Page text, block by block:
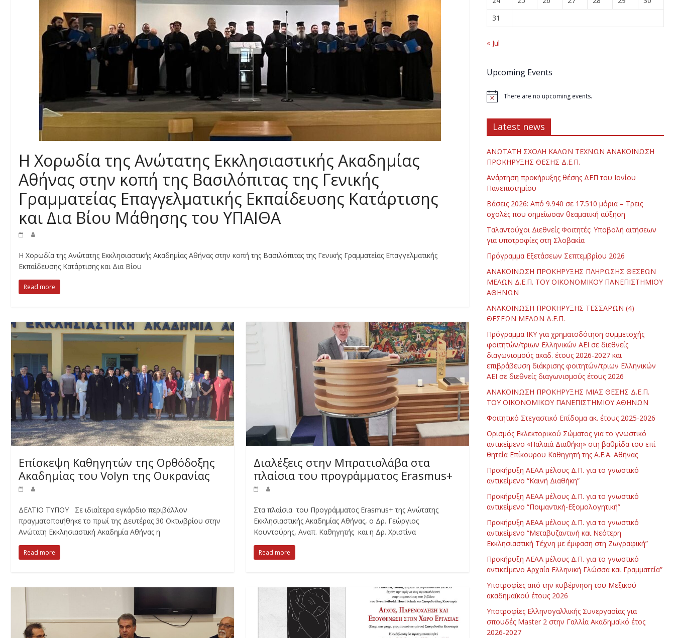
Η Χορωδία της Ανώτατης Εκκλησιαστικής Ακαδημίας
Αθήνας στην κοπή της Βασιλόπιτας της Γενικής
Γραμματείας Επαγγελματικής Εκπαίδευσης Κατάρτισης
και Δια Βίου Μάθησης του ΥΠΑΙΘΑ
Η Χορωδία της Ανώτατης Εκκλησιαστικής Ακαδημίας Αθήνας στην κοπή της Βασιλόπιτας της Γενικής Γραμματείας Επαγγελματικής
Εκπαίδευσης Κατάρτισης και Δια Βίου
Read more
Eπίσκεψη Καθηγητών της Ορθόδοξης
Ακαδημίας του Volyn της Ουκρανίας
ΔΕΛΤΙΟ ΤΥΠΟΥ Σε ιδιαίτερα εγκάρδιο περιβάλλον
πραγματοποιήθηκε το πρωί της Δευτέρας 30 Οκτωβρίου στην
Ανώτατη Εκκλησιαστική Ακαδημία Αθήνας η
Read more
Διαλέξεις στην Μπρατισλάβα στα
πλαίσια του προγράμματος Erasmus+
Στα πλαίσια του Προγράμματος Erasmus+ της Ανώτατης
Εκκλησιαστικής Ακαδημίας Αθήνας, ο Δρ. Γεώργιος
Κουντούρης, Αναπ. Καθηγητής και η Δρ. Χριστίνα
Read more
31
« Jul
Upcoming Events
There are no upcoming events.
Latest news
ΑΝΩΤΑΤΗ ΣΧΟΛΗ ΚΑΛΩΝ ΤΕΧΝΩΝ ΑΝΑΚΟΙΝΩΣΗ
ΠΡΟΚΗΡΥΞΗΣ ΘΕΣΗΣ Δ.Ε.Π.
Ανάρτηση προκήρυξης θέσης ΔΕΠ του Ιονίου
Πανεπιστημίου
Βάσεις 2026: Από 9.940 σε 17.510 μόρια – Τρεις
σχολές που σημείωσαν θεαματική αύξηση
Ταλαντούχοι Διεθνείς Φοιτητές: Υποβολή αιτήσεων
για υποτροφίες στη Σλοβακία
Πρόγραμμα Εξετάσεων Σεπτεμβρίου 2026
ΑΝΑΚΟΙΝΩΣΗ ΠΡΟΚΗΡΥΞΗΣ ΠΛΗΡΩΣΗΣ ΘΕΣΕΩΝ
ΜΕΛΩΝ Δ.Ε.Π. ΤΟΥ ΟΙΚΟΝΟΜΙΚΟΥ ΠΑΝΕΠΙΣΤΗΜΙΟΥ
ΑΘΗΝΩΝ
ΑΝΑΚΟΙΝΩΣΗ ΠΡΟΚΗΡΥΞΗΣ ΤΕΣΣΑΡΩΝ (4)
ΘΕΣΕΩΝ ΜΕΛΩΝ Δ.Ε.Π.
Πρόγραμμα ΙΚΥ για χρηματοδότηση συμμετοχής
φοιτητών/τριων Ελληνικών ΑΕΙ σε διεθνείς
διαγωνισμούς ακαδ. έτους 2026-2027 και
επιβράβευση διάκρισης φοιτητών/τριων Ελληνικών
ΑΕΙ σε διεθνείς διαγωνισμούς έτους 2026
ΑΝΑΚΟΙΝΩΣΗ ΠΡΟΚΗΡΥΞΗΣ ΜΙΑΣ ΘΕΣΗΣ Δ.Ε.Π.
ΤΟΥ ΟΙΚΟΝΟΜΙΚΟΥ ΠΑΝΕΠΙΣΤΗΜΙΟΥ ΑΘΗΝΩΝ
Φοιτητικό Στεγαστικό Επίδομα ακ. έτους 2025-2026
Ορισμός Εκλεκτορικού Σώματος για το γνωστικό
αντικείμενο «Παλαιά Διαθήκη» στη βαθμίδα του επί
θητεία Επίκουρου Καθηγητή της Α.Ε.Α. Αθήνας
Προκήρυξη ΑΕΑΑ μέλους Δ.Π. για το γνωστικό
αντικείμενο “Καινή Διαθήκη”
Προκήρυξη ΑΕΑΑ μέλους Δ.Π. για το γνωστικό
αντικείμενο “Ποιμαντική-Εξομολογητική”
Προκήρυξη ΑΕΑΑ μέλους Δ.Π. για το γνωστικό
αντικείμενο “Μεταβυζαντινή και Νεότερη
Εκκλησιαστική Τέχνη με έμφαση στη Ζωγραφική”
Προκήρυξη ΑΕΑΑ μέλους Δ.Π. για το γνωστικό
αντικείμενο Αρχαία Ελληνική Γλώσσα και Γραμματεία”
Υποτροφίες από την κυβέρνηση του Μεξικού
ακαδημαϊκού έτους 2026
Υποτροφίες Ελληνογαλλικής Συνεργασίας για
σπουδές Master 2 στην Γαλλία Ακαδημαϊκό έτος
2026-2027